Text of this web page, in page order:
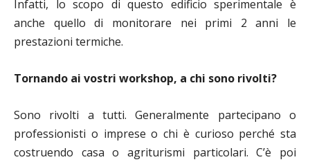
Infatti, lo scopo di questo edificio sperimentale è
anche quello di monitorare nei primi 2 anni le
prestazioni termiche.
Tornando ai vostri workshop, a chi sono rivolti?
Sono rivolti a tutti. Generalmente partecipano o
professionisti o imprese o chi è curioso perché sta
costruendo casa o agriturismi particolari. C’è poi